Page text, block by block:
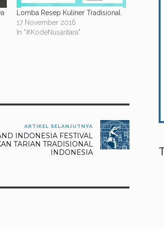
Lomba Resep Kuliner Tradisional
17 November 2016
In "#KodeNusantara"
ARTIKEL SELANJUTNYA
INDONESIA FESTIVAL
TARIAN TRADISIONAL
INDONESIA